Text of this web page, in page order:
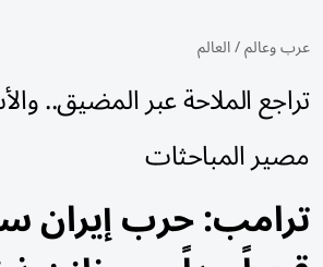
عرب وعالم/العالم
تراجع الملاحة عبر المضيق..
مصير المباحثات
ترامب: حرب إيران